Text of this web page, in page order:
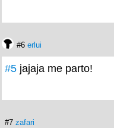
#6 erlui
#5 jajaja me parto!
#7 zafari